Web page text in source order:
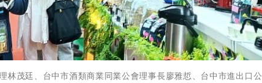
茂廷、台中市酒類商業同業公會理事長廖雅悊、台中市進出口公